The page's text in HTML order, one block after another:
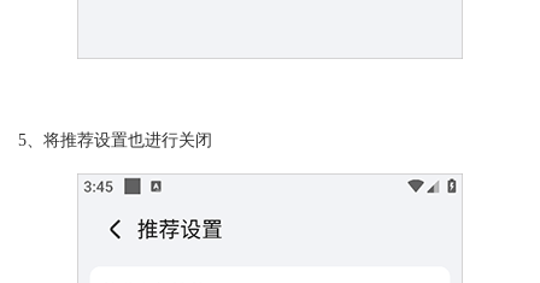
5、将推荐设置也进行关闭